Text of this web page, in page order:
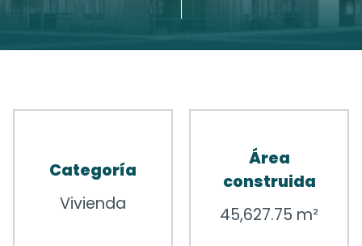
Categoría
Vivienda
Área
construida
45,627.75 m²